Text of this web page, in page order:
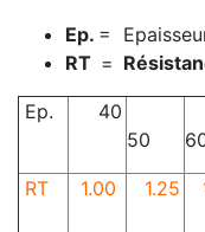
Ep. =
RT =
Ep.
40
50
RT 1.00 1.25